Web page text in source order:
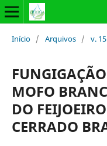
Início / Arquivos / v.
MOFO
DO
CERRADO